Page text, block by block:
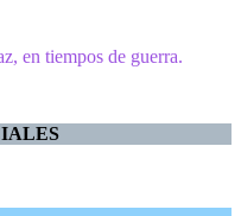
en tiempos de guerra.